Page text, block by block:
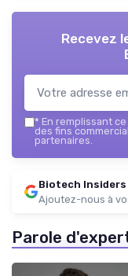
Recevez
* En remplissant
des fins
partenaires.
Biotech Insiders
Ajoutez-nous à
Parole